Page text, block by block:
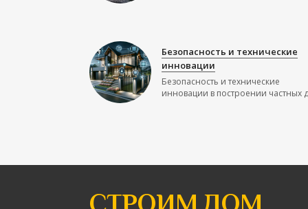
Безопасность и технические
инновации
Безопасность и технические
инновации в построении частных
СТРОИМ ДОМ